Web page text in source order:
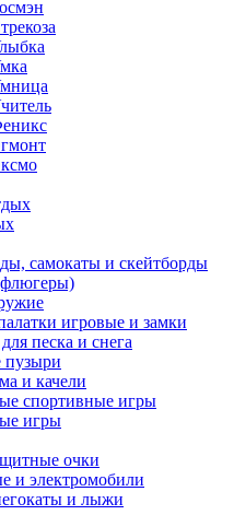
самокаты и скейтборды
игровые и замки
песка и снега
и качели
спортивные игры
игры
очки
и электромобили
и лыжи